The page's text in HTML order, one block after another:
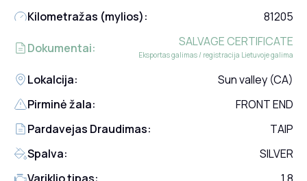
Kilometražas (mylios):
81205
Dokumentai: SALVAGE CERTIFICATE
Eksportas galimas / registracija Lietuvoje galima
Lokalcija:
Sun valley (CA)
Pirminė žala:
FRONT END
Pardavejas Draudimas:
TAIP
Spalva:
SILVER